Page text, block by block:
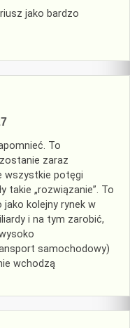
jako bardzo
To
zaraz
wszystkie potęgi
takie „rozwiązanie”. To
kolejny rynek w
i na tym zarobić,
samochodowy)
wchodzą